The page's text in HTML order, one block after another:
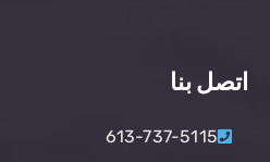
اتصل بنا
613-737-5115